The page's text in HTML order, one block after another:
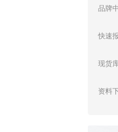
品牌
快速
现货
资料